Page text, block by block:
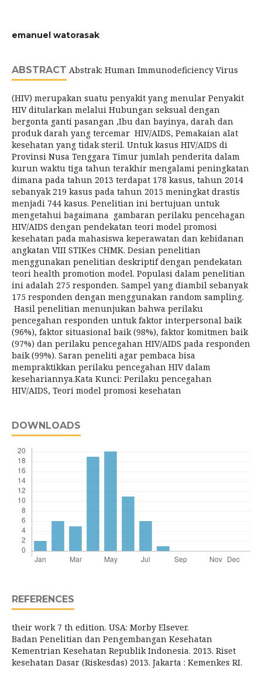
emanuel watorasak
ABSTRACT Abstrak: Human Immunodeficiency Virus
(HIV) merupakan suatu penyakit yang menular Penyakit
HIV ditularkan melalui Hubungan seksual dengan
bergonta ganti pasangan ,Ibu dan bayinya, darah dan
produk darah yang tercemar HIV/AIDS, Pemakaian alat
kesehatan yang tidak steril. Untuk kasus HIV/AIDS di
Provinsi Nusa Tenggara Timur jumlah penderita dalam
kurun waktu tiga tahun terakhir mengalami peningkatan
dimana pada tahun 2013 terdapat 178 kasus, tahun 2014
sebanyak 219 kasus pada tahun 2015 meningkat drastis
menjadi 744 kasus. Penelitian ini bertujuan untuk
mengetahui bagaimana gambaran perilaku pencehagan
HIV/AIDS dengan pendekatan teori model promosi
kesehatan pada mahasiswa keperawatan dan kebidanan
angkatan VIII STIKes CHMK. Desian penelitian
menggunakan penelitian deskriptif dengan pendekatan
teori health promotion model. Populasi dalam penelitian
ini adalah 275 responden. Sampel yang diambil sebanyak
175 responden dengan menggunakan random sampling.
Hasil penelitian menunjukan bahwa perilaku
pencegahan responden untuk faktor interpersonal baik
(96%), faktor situasional baik (98%), faktor komitmen baik
(97%) dan perilaku pencegahan HIV/AIDS pada responden
baik (99%). Saran peneliti agar pembaca bisa
mempraktikkan perilaku pencegahan HIV dalam
kesehariannya.Kata Kunci: Perilaku pencegahan
HIV/AIDS, Teori model promosi kesehatan
DOWNLOADS
REFERENCES
their work 7 th edition. USA: Morby Elsever.
Badan Penelitian dan Pengembangan Kesehatan
Kementrian Kesehatan Republik Indonesia. 2013. Riset
kesehatan Dasar (Riskesdas) 2013. Jakarta : Kemenkes RI.